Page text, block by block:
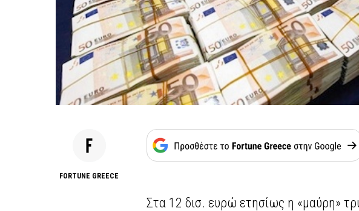
FORTUNE GREECE
Στα 12 δισ. ευρώ ετησίως η «μαύρη»